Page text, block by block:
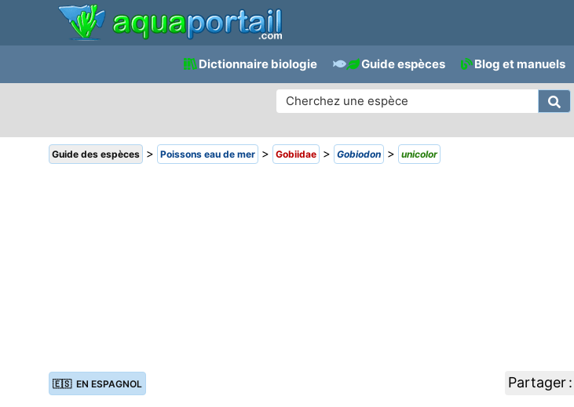
Dictionnaire biologie Guide espèces Blog et manuels
Guide des espèces > Poissons eau de mer > Gobiidae > Gobiodon > unicolor
🇪🇸 EN ESPAGNOL Partager